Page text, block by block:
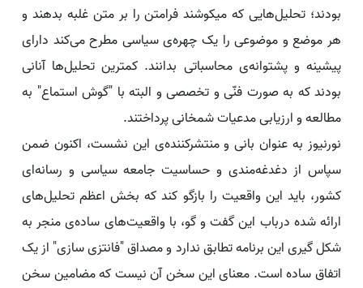
بودند؛ تحلیل‌هایی که می‎کوشند فرامتن را بر متن غلبه بدهند و
هر موضع و موضوعی را یک چهره‌ی سیاسی مطرح می‌کند دارای
پیشینه و پشتوانه‌ی محاسباتی بدانند. کمترین تحلیل‌ها آنانی
بودند که به صورت فنّی و تخصصی و البته با "گوش استماع" به
مطالعه و ارزیابی مدعیات شمخانی پرداختند.
نورنیوز به عنوان بانی و منتشرکننده‌ی این نشست، اکنون ضمن
سپاس از دغدغه‌مندی و حساسیت جامعه سیاسی و رسانه‌ای
کشور، باید این واقعیت را بازگو کند که بخش اعظم تحلیل‌های
ارائه شده درباب این گفت و گو، با واقعیت‌های ساده‌ی منجر به
شکل گیری این برنامه تطابق ندارد و مصداق "فانتزی سازی" از یک
اتفاق ساده است. معنای این سخن آن نیست که مضامین سخن